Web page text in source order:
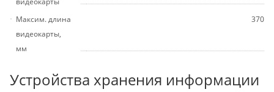
Максим. длина
видеокарты,
мм
370
Устройства хранения информации